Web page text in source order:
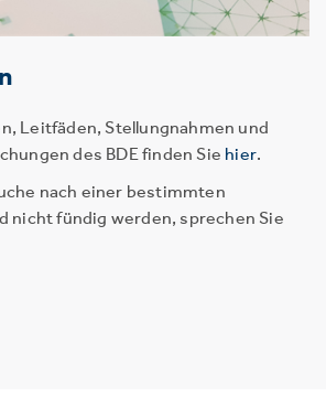
Leitfäden, Stellungnahmen und
des BDE finden Sie hier.
nach einer bestimmten
nicht fündig werden, sprechen Sie